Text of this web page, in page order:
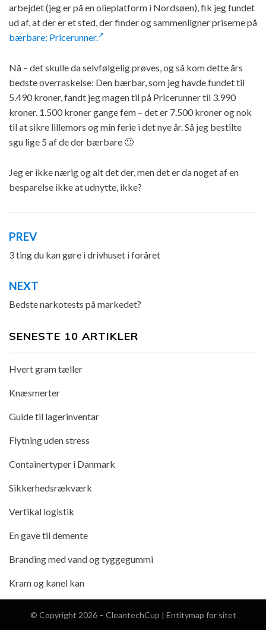
arbejdet (jeg er på en olieplatform i Nordsøen), fik jeg fundet
ud af, at der er et sted, der finder og sammenligner priserne på
bærbare: Pricerunner.
Nå – det skulle da selvfølgelig prøves, og så kom dette års
bedste overraskelse: Den bærbar, som jeg havde fundet til
5.490 kroner, fandt jeg magen til på Pricerunner til 3.990
kroner. 1.500 kroner gange fem – det er 7.500 kroner og nok
til at sikre lillemors og min ferie i det nye år. Så jeg bestilte
sgu lige 5 af de der bærbare 🙂
Jeg er ikke nærig og alt det der, men det er da noget af en
besparelse ikke at udnytte, ikke?
Indlægsnavigation
PREV
3 ting du kan gøre i drivhuset i foråret
NEXT
Bedste narkotests på markedet?
SENESTE 10 ARTIKLER
Hvert gram tæller
Knæsmerter
Guide til lagerinventar
Flytning uden stress
Containertyper i Danmark
Sikkerhedsrækværk
Vertikal logistik
En gave til demente
Branding med vand og tyggegummi
Kram og kanel kan
© Copyright 2026 – CleantechCup | Entitymap for sitet